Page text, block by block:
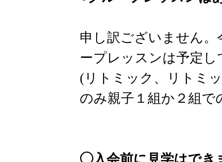
申し訳ございません
ープレッスンは予定
(リトミック、リトミ
のみ親子１組か２組
◯入会前に見学はでき